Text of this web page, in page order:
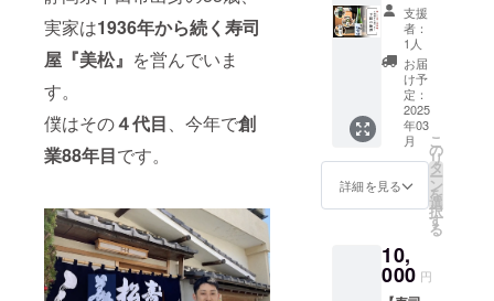
実家は1936年から続く寿司
屋『美松』 を営んでいま
す。
僕はその４代目、今年で創
業88年目です。
支援
可） ※
ドリン
クは当
日オー
ダー制
です ※5
名限定
・プロ
ジェク
ト開始
り聞け
ます。
・四代
ファン
ディン
グで支
援をし
た旨を
お声掛
けくだ
さい。
※見
習い職
人の技
非たく
さん食
下田で
育った
お米
（キヌ
ヒカ
リ）を
使った
お酒と
のコラ
ボで
す。※下
田美人
黄金晴
使用。
❶下田
支援
者：
1人
お届
け予
定：
2025
年03
月
詳細を見る
こ
の
リ
タ
ー
ン
を
選
択
す
る
10,
000 円